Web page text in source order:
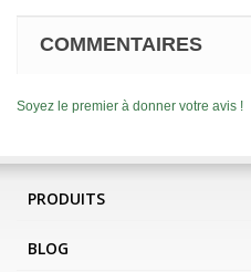
COMMENTAIRES
Soyez le premier à donner votre avis !
PRODUITS
BLOG